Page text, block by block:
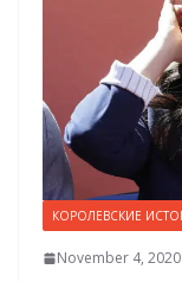
КОРОЛЕВСКИЕ
November 4, 2020